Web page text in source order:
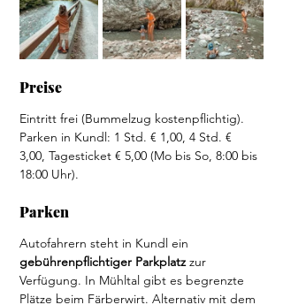
Preise
Eintritt frei (Bummelzug kostenpflichtig).
Parken in Kundl: 1 Std. € 1,00, 4 Std. €
3,00, Tagesticket € 5,00 (Mo bis So, 8:00 bis
18:00 Uhr).
Parken
Autofahrern steht in Kundl ein
gebührenpflichtiger Parkplatz zur
Verfügung. In Mühltal gibt es begrenzte
Plätze beim Färberwirt. Alternativ mit dem